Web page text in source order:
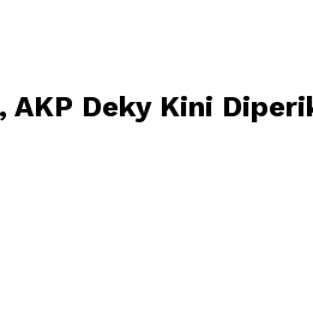
Deky Kini